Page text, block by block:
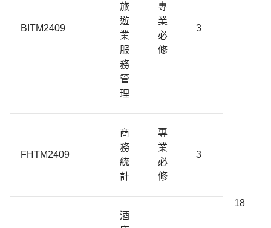
18
BITM2409
旅
遊
業
服
務
管
理
專
業
必
修
3
FHTM2409
商
務
統
計
專
業
必
修
3
酒